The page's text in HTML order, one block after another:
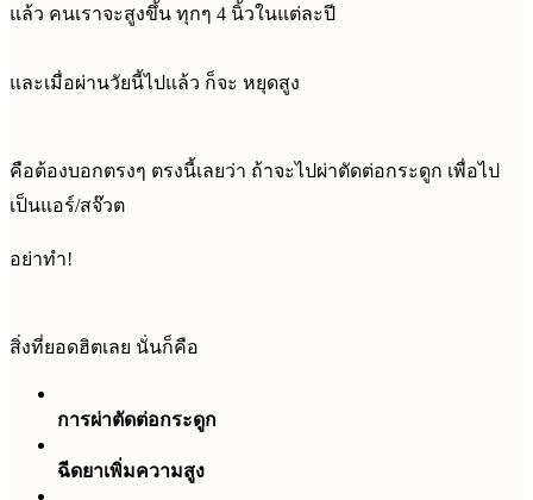
แล้ว คนเราจะสูงขึ้น ทุกๆ 4 นิ้วในแต่ละปี
และเมื่อผ่านวัยนี้ไปแล้ว ก็จะ หยุดสูง
คือต้องบอกตรงๆ ตรงนี้เลยว่า ถ้าจะไปผ่าตัดต่อกระดูก เพื่อไป
เป็นแอร์/สจ๊วต
อย่าทำ!
สิ่งที่ยอดฮิตเลย นั่นก็คือ
การผ่าตัดต่อกระดูก
ฉีดยาเพิ่มความสูง